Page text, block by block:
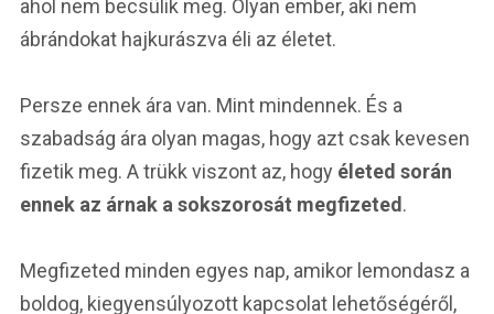
ahol nem becsülik meg. Olyan ember, aki nem
ábrándokat hajkurászva éli az életet.
Persze ennek ára van. Mint mindennek. És a
szabadság ára olyan magas, hogy azt csak kevesen
fizetik meg. A trükk viszont az, hogy életed során
ennek az árnak a sokszorosát megfizeted .
Megfizeted minden egyes nap, amikor lemondasz a
boldog, kiegyensúlyozott kapcsolat lehetőségéről,